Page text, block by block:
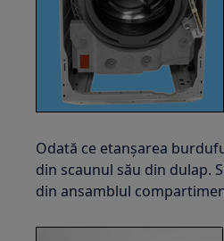
Odată ce etanșarea
din scaunul său din dulap.
din ansamblul